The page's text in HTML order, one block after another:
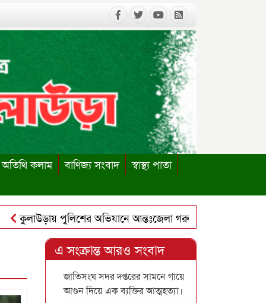
অতিথি কলাম বাণিজ্য সংবাদ স্বাস্থ্য পাতা
পুলিশের অভিযানে আন্তঃজেলা গরুচোর চক্রের ৬ সদস্য
পাবলিক লাইব্রেরি পুনঃস্থাপনের দাবিতে ইউএনও বরাবর
এ সংক্রান্ত আরও সংবাদ
জাতিসংঘ সদর দপ্তরের সামনে গায়ে
আগুন দিয়ে এক ব্যক্তির আত্মহত্যা।